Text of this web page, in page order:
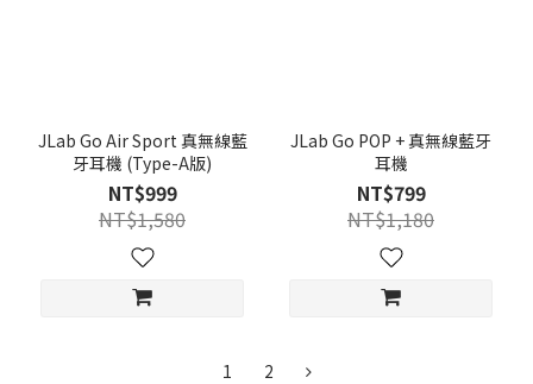
JLab Go Air Sport 真無線藍
牙耳機 (Type-A版)
NT$999
NT$1,580
JLab Go POP + 真無線藍牙
耳機
NT$799
NT$1,180
1 2